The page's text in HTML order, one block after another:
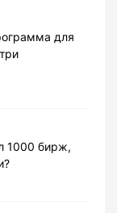
для
1000 бирж,